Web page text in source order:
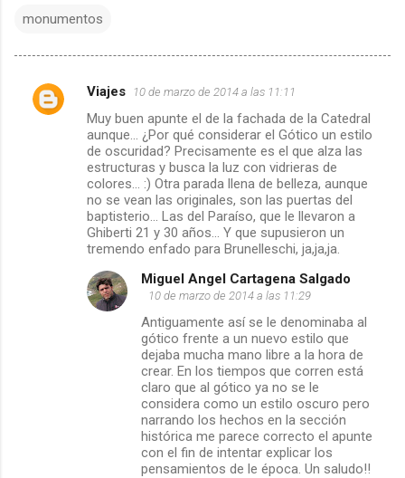
monumentos
C
Viajes 10 de marzo de 2014 a las 11:11
Muy buen apunte el de la fachada de la Catedral
aunque... ¿Por qué considerar el Gótico un estilo
de oscuridad? Precisamente es el que alza las
estructuras y busca la luz con vidrieras de
colores... :) Otra parada llena de belleza, aunque
no se vean las originales, son las puertas del
baptisterio... Las del Paraíso, que le llevaron a
Ghiberti 21 y 30 años... Y que supusieron un
tremendo enfado para Brunelleschi, ja,ja,ja.
Miguel Angel Cartagena Salgado
10 de marzo de 2014 a las 11:29
Antiguamente así se le denominaba al
gótico frente a un nuevo estilo que
dejaba mucha mano libre a la hora de
crear. En los tiempos que corren está
claro que al gótico ya no se le
considera como un estilo oscuro pero
narrando los hechos en la sección
histórica me parece correcto el apunte
con el fin de intentar explicar los
pensamientos de le época. Un saludo!!